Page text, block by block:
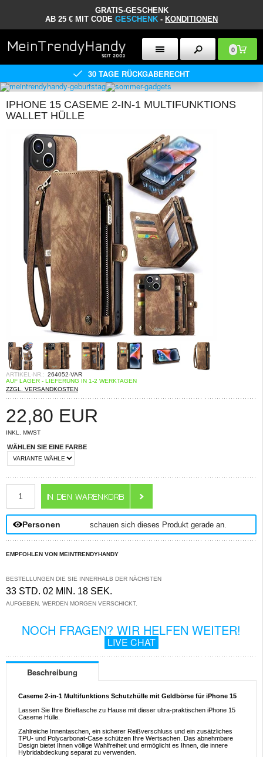
GRATIS-GESCHENK
AB 25 € MIT CODE GESCHENK - KONDITIONEN
0
30 TAGE RÜCKGABERECHT
IPHONE 15 CASEME 2-IN-1 MULTIFUNKTIONS
WALLET HÜLLE
ARTIKEL-NR.: 264052-VAR
AUF LAGER - LIEFERUNG IN 1-2 WERKTAGEN
ZZGL. VERSANDKOSTEN
22,80 EUR
INKL. MWST
WÄHLEN SIE EINE FARBE
Personen schauen sich dieses Produkt gerade an.
EMPFOHLEN VON MEINTRENDYHANDY
BESTELLUNGEN DIE SIE INNERHALB DER NÄCHSTEN
33 STD. 02 MIN. 18 SEK.
AUFGEBEN, WERDEN MORGEN VERSCHICKT.
NOCH FRAGEN? WIR HELFEN WEITER!
LIVE CHAT
Beschreibung
Caseme 2-in-1 Multifunktions Schutzhülle mit Geldbörse für iPhone 15
Lassen Sie Ihre Brieftasche zu Hause mit dieser ultra-praktischen iPhone 15
Caseme Hülle.
Zahlreiche Innentaschen, ein sicherer Reißverschluss und ein zusätzliches
TPU- und Polycarbonat-Case schützen Ihre Wertsachen. Das abnehmbare
Design bietet Ihnen völlige Wahlfreiheit und ermöglicht es Ihnen, die innere
Hybridabdeckung separat zu verwenden.